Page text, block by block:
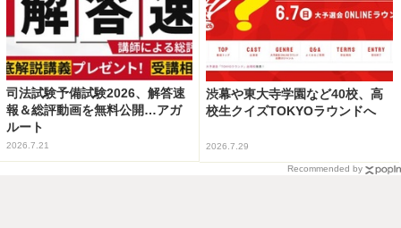
司法試験予備試験2026、解答速
報＆総評動画を無料公開…アガ
ルート
2026.7.21
渋幕や東大寺学園など40校、高
校生クイズTOKYOラウンドへ
2026.7.29
Recommended by